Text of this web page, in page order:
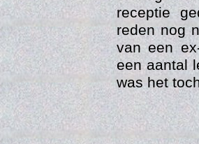
receptie
reden nog
van een
een aantal
was het